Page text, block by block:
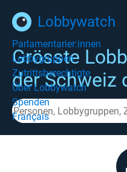
Lobbywatch
Parlamentarier:innen
Lobbygruppen
Zutrittsberechtigte
Über Lobbywatch
Spenden
Français
Grösste
der Schweiz